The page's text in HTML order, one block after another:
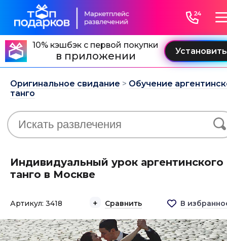
10% кэшбэк с первой покупки
в приложении
Оригинальное свидание > Обучение
танго
Индивидуальный урок аргентинского
танго в Москве
Артикул: 3418 Сравнить В